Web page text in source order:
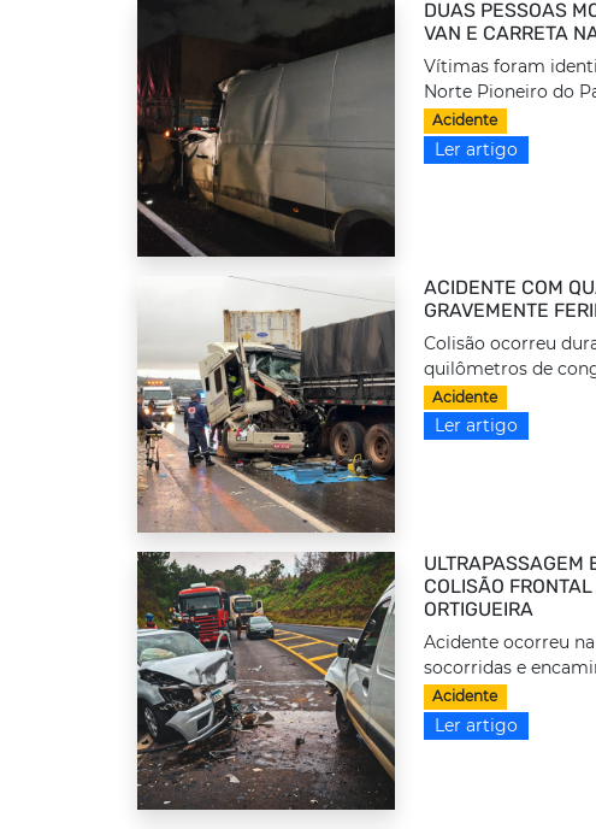
DUAS PESSOAS
VAN E CARRETA
Vítimas foram
Norte Pioneiro do
Acidente
Ler artigo
ACIDENTE COM
GRAVEMENTE
Colisão ocorreu
quilômetros de
Acidente
Ler artigo
ULTRAPASSAGEM
COLISÃO
ORTIGUEIRA
Acidente ocorreu
socorridas e
Acidente
Ler artigo